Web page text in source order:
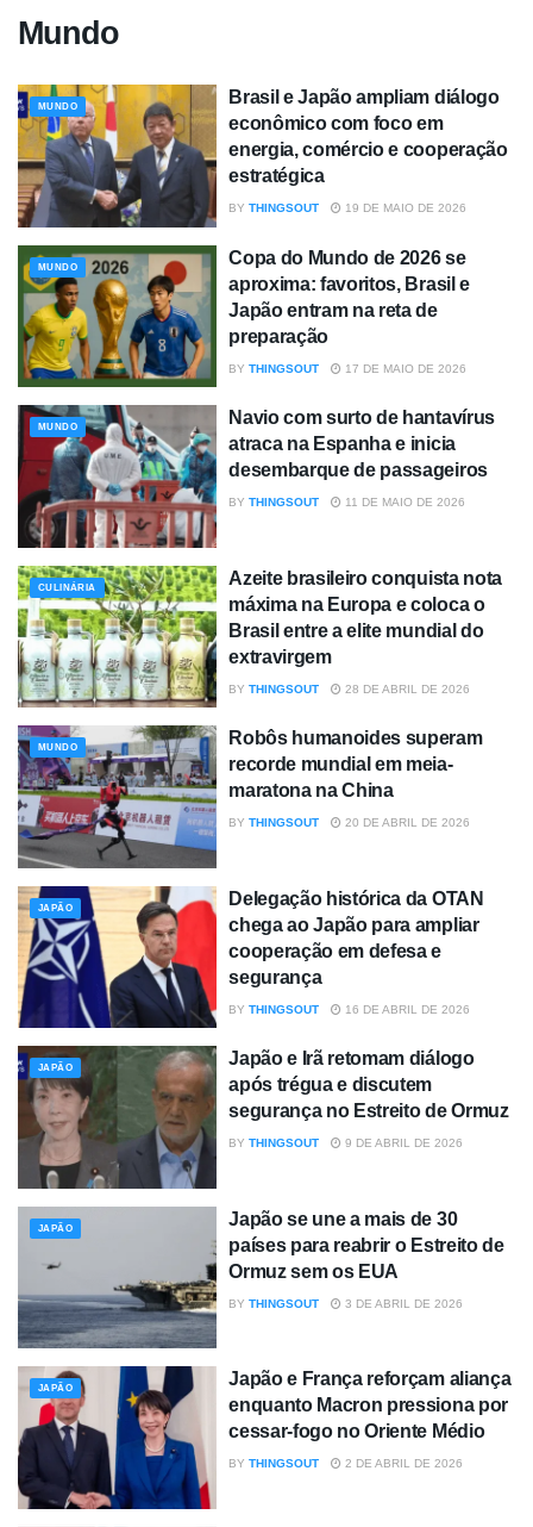
Mundo
MUNDO
Brasil e Japão ampliam diálogo
econômico com foco em
energia, comércio e cooperação
estratégica
BY THINGSOUT 19 DE MAIO DE 2026
MUNDO
Copa do Mundo de 2026 se
aproxima: favoritos, Brasil e
Japão entram na reta de
preparação
BY THINGSOUT 17 DE MAIO DE 2026
MUNDO
Navio com surto de hantavírus
atraca na Espanha e inicia
desembarque de passageiros
BY THINGSOUT 11 DE MAIO DE 2026
CULINÁRIA
Azeite brasileiro conquista nota
máxima na Europa e coloca o
Brasil entre a elite mundial do
extravirgem
BY THINGSOUT 28 DE ABRIL DE 2026
MUNDO
Robôs humanoides superam
recorde mundial em meia-
maratona na China
BY THINGSOUT 20 DE ABRIL DE 2026
JAPÃO
Delegação histórica da OTAN
chega ao Japão para ampliar
cooperação em defesa e
segurança
BY THINGSOUT 16 DE ABRIL DE 2026
JAPÃO
Japão e Irã retomam diálogo
após trégua e discutem
segurança no Estreito de Ormuz
BY THINGSOUT 9 DE ABRIL DE 2026
JAPÃO
Japão se une a mais de 30
países para reabrir o Estreito de
Ormuz sem os EUA
BY THINGSOUT 3 DE ABRIL DE 2026
JAPÃO
Japão e França reforçam aliança
enquanto Macron pressiona por
cessar-fogo no Oriente Médio
BY THINGSOUT 2 DE ABRIL DE 2026